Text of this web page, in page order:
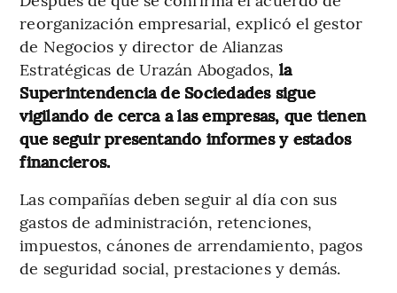
reorganización empresarial, explicó el gestor
de Negocios y director de Alianzas
Estratégicas de Urazán Abogados, la
Superintendencia de Sociedades sigue
vigilando de cerca a las empresas, que tienen
que seguir presentando informes y estados
financieros.
Las compañías deben seguir al día con sus
gastos de administración, retenciones,
impuestos, cánones de arrendamiento, pagos
de seguridad social, prestaciones y demás.